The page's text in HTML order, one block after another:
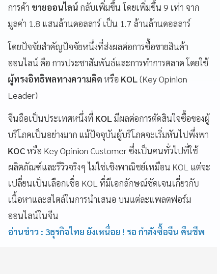
การค้า ขายออนไลน์ กลับเพิ่มขึ้น โดยเพิ่มขึ้น 9 เท่า จาก
มูลค่า 1.8 แสนล้านดอลลาร์ เป็น 1.7 ล้านล้านดอลลาร์
โดยปัจจัยสำคัญปัจจัยหนึ่งที่ส่งผลต่อการซื้อขายสินค้า
ออนไลน์ คือ การประชาสัมพันธ์และการทำการตลาด โดยใช้
ผู้ทรงอิทธิพลทางความคิด หรือ KOL(Key Opinion
Leader)
จีนถือเป็นประเทศหนึ่งที่ KOLมีผลต่อการตัดสินใจซื้อของผู้
บริโภคเป็นอย่างมาก แม้ปัจจุบันผู้บริโภคจะเริ่มหันไปพึ่งพา
KOCหรือ Key Opinion Customer ซึ่งเป็นคนทั่วไปที่ใช้
ผลิตภัณฑ์และรีวิวจริงๆ ไม่ใช่เชิงพาณิชย์เหมือน KOL แต่จะ
เปลี่ยนเป็นเลือกเชื่อ KOL ที่มีเอกลักษณ์ชัดเจนเกี่ยวกับ
เนื้อหาและสไตล์ในการนำเสนอ บนแต่ละแพลตฟอร์ม
ออนไลน์ในจีน
อ่านข่าว : 3ธุรกิจไทย ยังเหนื่อย ! รอ กำลังซื้อจีน คืนชีพ